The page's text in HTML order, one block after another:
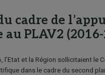
cadre de
PLAV2
l’Etat et la Région sollicitaient le
dans le cadre du second